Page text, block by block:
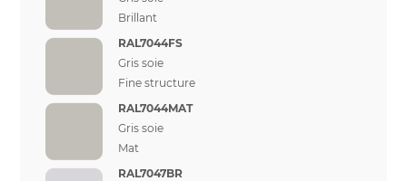
Brillant
RAL7044FS
Gris soie
Fine structure
RAL7044MAT
Gris soie
Mat
RAL7047BR